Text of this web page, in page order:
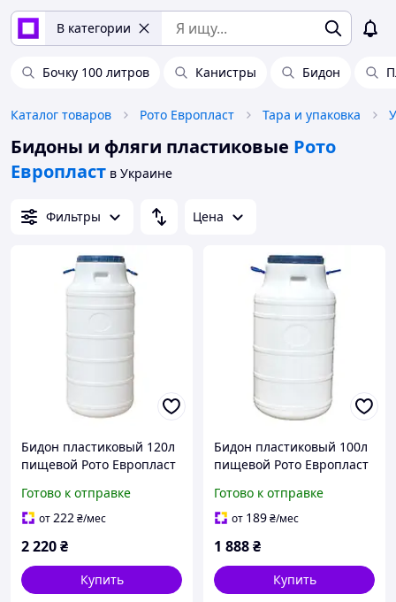
В категории
Бочку 100 литров Канистры Бидон
Каталог товаров Рото Европласт Тара и упаковка
Бидоны и фляги пластиковые Рото
Европласт в Украине
Фильтры Цена
Бидон пластиковый 120л
пищевой Рото Европласт
Готово к отправке
от222₴/мес
2 220₴
Купить
Бидон пластиковый 100л
пищевой Рото Европласт
Готово к отправке
от 189₴/мес
1 888₴
Купить